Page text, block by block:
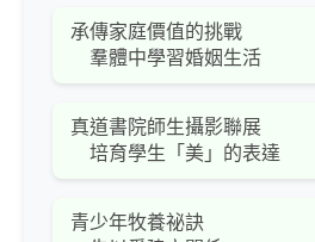
承傳家庭價值的挑戰
羣體中學習婚姻生活
真道書院師生攝影聯展
培育學生「美」的表達
青少年牧養祕訣